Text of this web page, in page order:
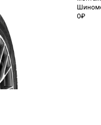
0₽